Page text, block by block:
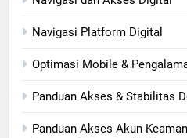
Navigasi Platform Digital
Optimasi Mobile &
Panduan Akses & Stabilitas
Panduan Akses Akun